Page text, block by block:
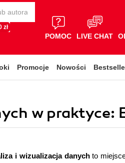
zł
POMOC LIVE CHAT
Promocje Nowości
w praktyce:
i wizualizacja danychto